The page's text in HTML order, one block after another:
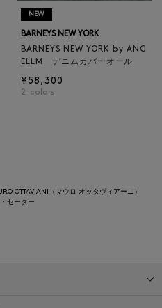
NEW
BARNEYS NEW YORK
BARNEYS NEW YORK by ANC
ELLM デニムカバーオール
¥58,300
2 colors
OTTAVIANI（マウロ オッタヴィアーニ）
セーター